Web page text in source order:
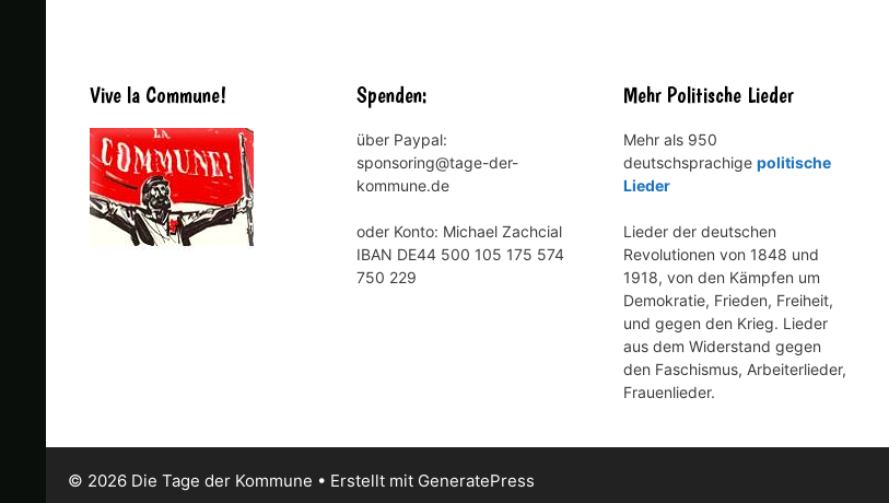
Vive la Commune! Spenden:
über Paypal:
sponsoring@tage-der-
kommune.de
oder Konto: Michael Zachcial
IBAN DE44 500 105 175 574
750 229
Mehr Politische Lieder
Mehr als 950
deutschsprachige politische
Lieder
Lieder der deutschen
Revolutionen von 1848 und
1918, von den Kämpfen um
Demokratie, Frieden, Freiheit,
und gegen den Krieg. Lieder
aus dem Widerstand gegen
den Faschismus, Arbeiterlieder,
Frauenlieder.
© 2026 Die Tage der Kommune • Erstellt mit GeneratePress